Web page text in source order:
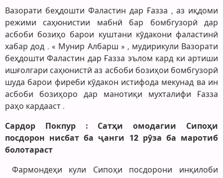
Вазорати беҳдошти Фаластин дар Ғазза , аз иқдоми
режими саҳюнистии мабнӣ бар бомбгузорӣ дар
асбоби бозиҳо барои куштани кӯдакони фаластинӣ
хабар дод . « Мунир Албарш » , мудирикули Вазорати
беҳдошти Фаластин дар Ғазза эълом кард ки артиши
ишғолгари саҳюнистӣ аз асбоби бозиҳои бомбгузорӣ
шуда барои фиреби кӯдакон истифода мекунад ва ин
асбоби бозиҳоро дар манотиқи мухталифи Ғазза
раҳо кардааст .
Сардор Покпур : Сатҳи омодагии Сипоҳи
посдорон нисбат ба ҷанги 12 рӯза ба маротиб
болотараст
Фармондеҳи кули Сипоҳи посдорони инқилоби